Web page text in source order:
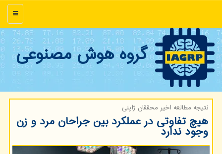
منو
گروه هوش مصنوعی
نتیجه مطالعه اخیر محققان ژاپنی
هیچ تفاوتی در عملکرد بین جراحان مرد و زن
وجود ندارد